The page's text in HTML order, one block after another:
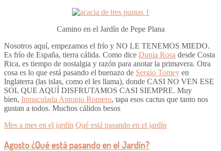
Camino en el Jardín de Pepe Plana
Nosotros aquí, empezamos el frío y NO LE TENEMOS MIEDO.
Es frío de España, tierra cálida. Como dice Dunia Rosa desde Costa
Rica, es tiempo de nostalgia y razón para anotar la primavera. Otra
cosa es lo que está pasando el buenazo de Sergio Tomey en
Inglaterra (las islas, como el les llama), donde CASI NO VEN ESE
SOL QUE AQUÍ DISFRUTAMOS CASI SIEMPRE. Muy
bien, Inmaculada Antonio Romero, tapa esos cactus que tanto nos
gustan a todos. Muchos cálidos besos
Mes a mes en el jardín Qué está pasando en el jardín
Agosto ¿Qué está pasando en el Jardín?